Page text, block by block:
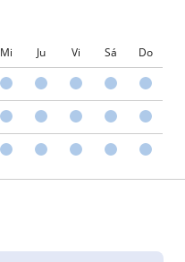
Mi Ju Vi Sá Do